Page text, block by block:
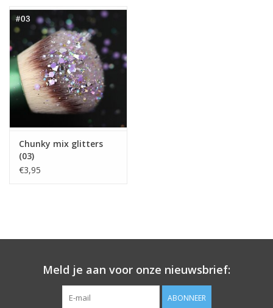
Chunky mix glitters
(03)
€3,95
Meld je aan voor onze nieuwsbrief:
ABONNEER